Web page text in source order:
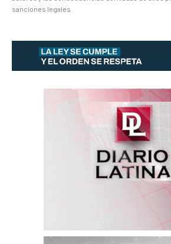
sanciones legales.